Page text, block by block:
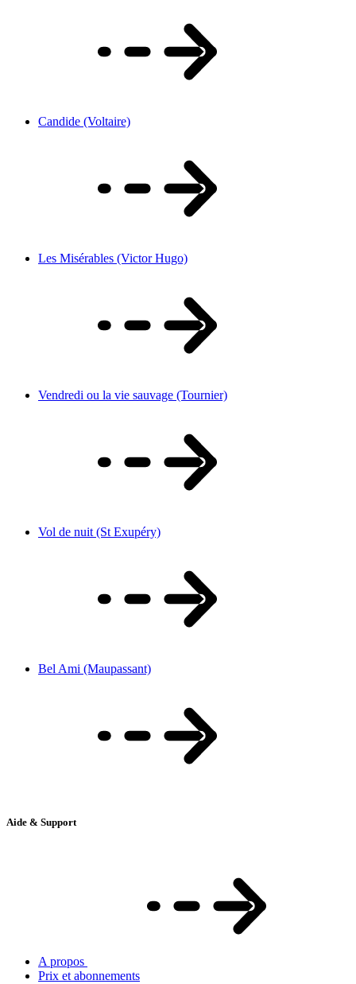
Candide (Voltaire)
Les Misérables (Victor Hugo)
Vendredi ou la vie sauvage (Tournier)
Vol de nuit (St Exupéry)
Bel Ami (Maupassant)
Aide & Support
A propos
Prix et abonnements